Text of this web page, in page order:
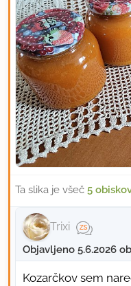
Ta slika je všeč 5
Trixi
Objavljeno 5.6.2026
Kozarčkov sem